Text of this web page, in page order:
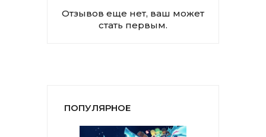
Отзывов еще нет, ваш может
стать первым.
ПОПУЛЯРНОЕ